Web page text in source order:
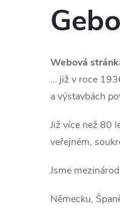
Gebo
Webová
… již v roce
a výstavbách
Již více než 80
veřejném,
Jsme
Německu,